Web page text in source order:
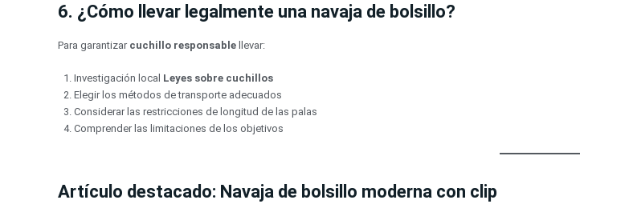
6. ¿Cómo llevar legalmente una navaja de bolsillo?
Para garantizar cuchillo responsable llevar:
Investigación local Leyes sobre cuchillos
Elegir los métodos de transporte adecuados
Considerar las restricciones de longitud de las palas
Comprender las limitaciones de los objetivos
Artículo destacado: Navaja de bolsillo moderna con clip